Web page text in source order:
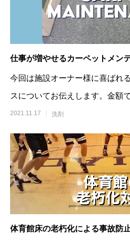
仕事が増やせるカーペットメン
今回は施設オーナー様に喜ばれ
スについてお伝えします。金額
でいただく為のヒント
2021.11.17 洗剤
体育館床の老朽化による事故防